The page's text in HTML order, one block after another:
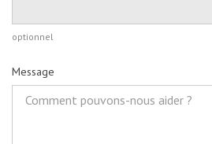
optionnel
Message